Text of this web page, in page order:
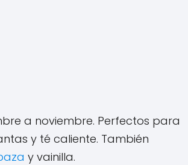
a noviembre. Perfectos para
y té caliente. También
y vainilla.